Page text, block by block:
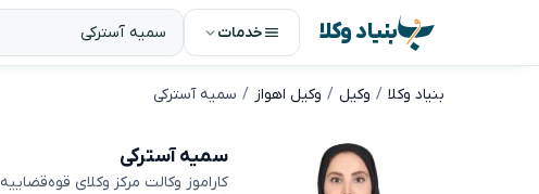
بنیاد وکلا خدمات
بنیاد وکلا وکیل وکیل اهواز سمیه آسترکی
سمیه آسترکی
کاراموز وکالت مرکز وکلای قوه‌قضاییه